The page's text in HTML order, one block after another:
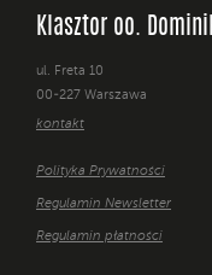
Klasztor oo.
ul. Freta 10
00-227 Warszawa
kontakt
Polityka Prywatności
Regulamin Newsletter
Regulamin płatności